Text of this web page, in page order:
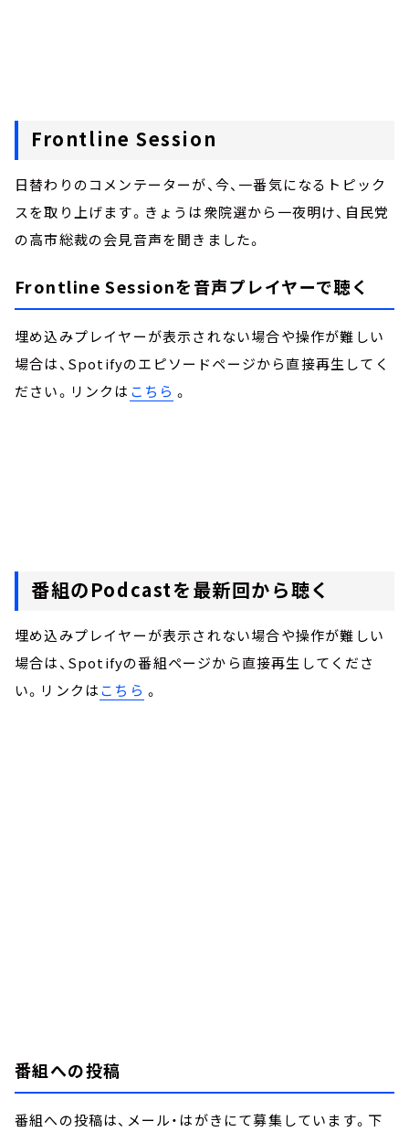
Frontline Session
日替わりのコメンテーターが、今、一番気になるトピック
スを取り上げます。きょうは衆院選から一夜明け、自民党
の高市総裁の会見音声を聞きました。
Frontline Sessionを音声プレイヤーで聴く
埋め込みプレイヤーが表示されない場合や操作が難しい
場合は、Spotifyのエピソードページから直接再生してく
ださい。リンクは こちら 。
番組のPodcastを最新回から聴く
埋め込みプレイヤーが表示されない場合や操作が難しい
場合は、Spotifyの番組ページから直接再生してくださ
い。リンクはこちら 。
番組への投稿
番組への投稿は、メール・はがきにて募集しています。下